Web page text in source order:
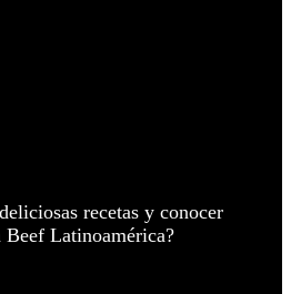
recetas y conocer
Latinoamérica?